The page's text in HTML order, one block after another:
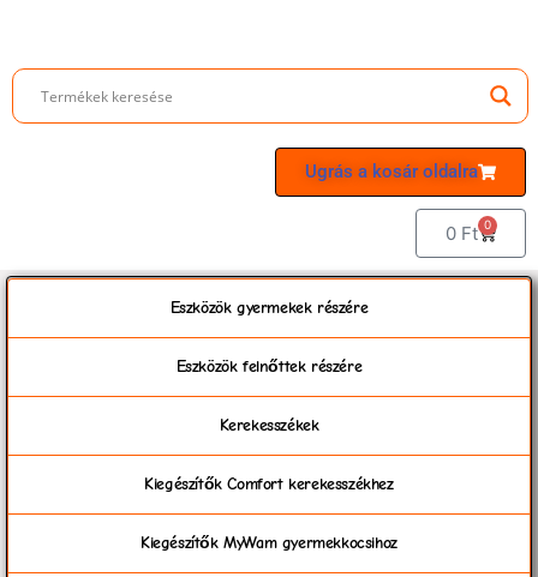
Ugrás a kosár oldalra
0 Ft 0
Eszközök gyermekek részére
Eszközök felnőttek részére
Kerekesszékek
Kiegészítők Comfort kerekesszékhez
Kiegészítők MyWam gyermekkocsihoz